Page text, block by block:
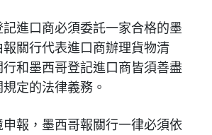
進口商必須委託一家合格的墨
關行代表進口商辦理貨物清
和墨西哥登記進口商皆須善盡
定的法律義務。
報，墨西哥報關行一律必須依